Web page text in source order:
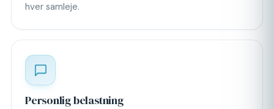
hver samleje.
Personlig belastning